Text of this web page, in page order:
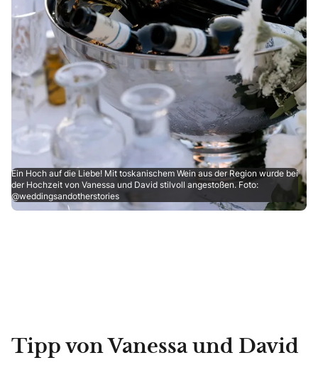
Ein Hoch auf die Liebe! Mit toskanischem Wein aus der Region wurde bei
der Hochzeit von Vanessa und David stilvoll angestoßen. Foto:
@weddingsandotherstories
Tipp von Vanessa und David